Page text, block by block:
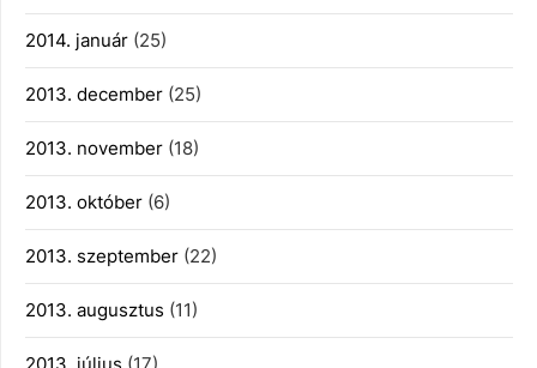
2014. január (25)
2013. december (25)
2013. november (18)
2013. október (6)
2013. szeptember (22)
2013. augusztus (11)